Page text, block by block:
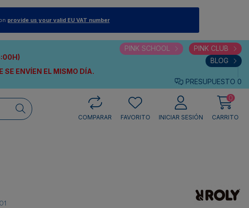
provide us your valid EU VAT number
SE ENVÍEN EL MISMO DÍA.
PINK SCHOOL
PINK CLUB
BLOG
PRESUPUESTO 0
COMPARAR
FAVORITO INICIAR SESIÓN
0
CARRITO